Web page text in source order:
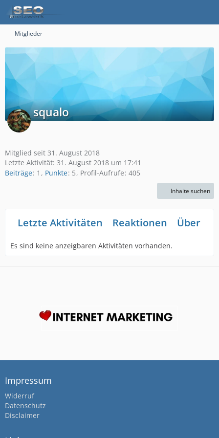
Mitglieder
squalo
Mitglied seit 31. August 2018
Letzte Aktivität: 31. August 2018 um 17:41
Beiträge 1 Punkte 5 Profil-Aufrufe 405
Inhalte suchen
Letzte Aktivitäten Reaktionen Über
Es sind keine anzeigbaren Aktivitäten vorhanden.
Impressum
Widerruf
Datenschutz
Disclaimer